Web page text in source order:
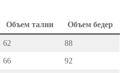
Объем талии Объем бедер
62 88
66 92